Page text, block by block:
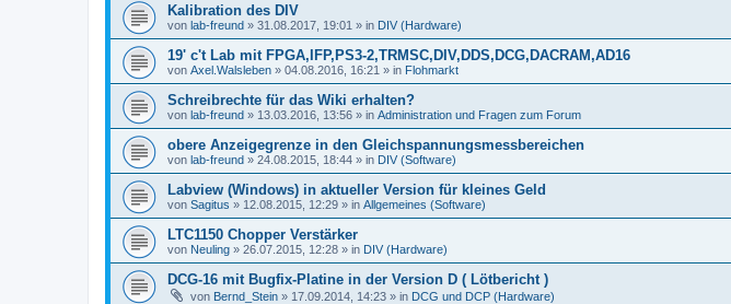
Kalibration des DIV
von lab-freund » 31.08.2017, 19:01 » in DIV (Hardware)
19' c't Lab mit FPGA,IFP,PS3-2,TRMSC,DIV,DDS,DCG,DACRAM,AD16
von Axel.Walsleben » 04.08.2016, 16:21 » in Flohmarkt
Schreibrechte für das Wiki erhalten?
von lab-freund » 13.03.2016, 13:56 » in Administration und Fragen zum Forum
obere Anzeigegrenze in den Gleichspannungsmessbereichen
von lab-freund » 24.08.2015, 18:44 » in DIV (Software)
Labview (Windows) in aktueller Version für kleines Geld
von Sagitus » 12.08.2015, 12:29 » in Allgemeines (Software)
LTC1150 Chopper Verstärker
von Neuling » 26.07.2015, 12:28 » in DIV (Hardware)
DCG-16 mit Bugfix-Platine in der Version D ( Lötbericht )
von Bernd_Stein » 17.09.2014, 14:23 » in DCG und DCP (Hardware)